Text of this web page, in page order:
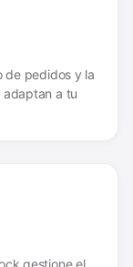
de pedidos y la
adaptan a tu
gestione el